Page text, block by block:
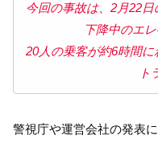
今回の事故は、2月22
下降中のエ
20人の乗客が約6時間
ト
警視庁や運営会社の発表